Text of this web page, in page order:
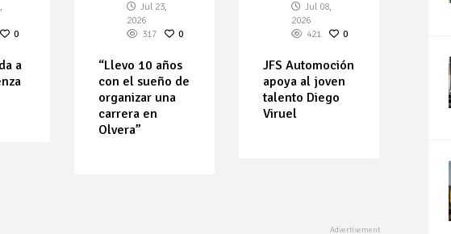
0
a
Jul 23,
2026
317
0
“Llevo 10 años
con el sueño de
organizar una
carrera en
Olvera”
Jul 08,
2026
421
0
JFS Automoción
apoya al joven
talento Diego
Viruel